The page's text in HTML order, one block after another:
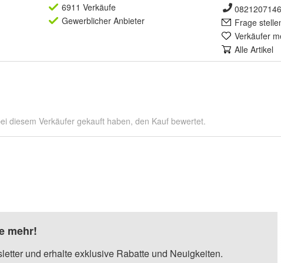
6911 Verkäufe
Gewerblicher Anbieter
Frage
Verkäufer
Alle Artikel
diesem Verkäufer gekauft haben, den Kauf bewertet.
mehr!
und erhalte exklusive Rabatte und Neuigkeiten.